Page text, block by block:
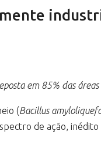
em 85% das
(Bacillus
de ação,